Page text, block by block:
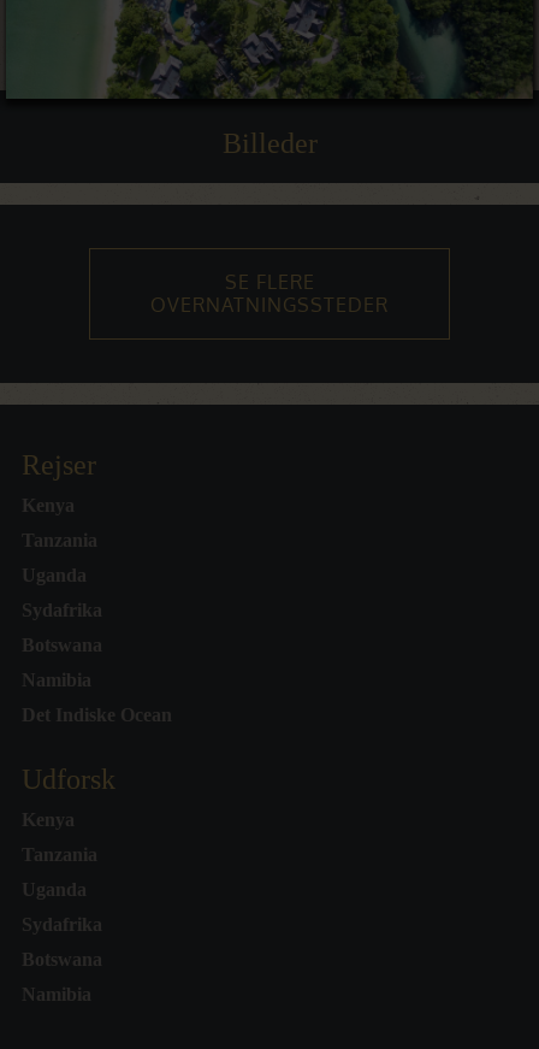
Billeder
SE FLERE
OVERNATNINGSSTEDER
Rejser
Kenya
Tanzania
Uganda
Sydafrika
Botswana
Namibia
Det Indiske Ocean
Udforsk
Kenya
Tanzania
Uganda
Sydafrika
Botswana
Namibia